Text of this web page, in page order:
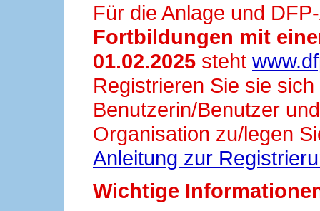
Für die Anlage und
Fortbildungen mit
01.02.2025 steht
Registrieren Sie sie
Benutzerin/Benutzer
Organisation zu/legen
Anleitung zur
Wichtige